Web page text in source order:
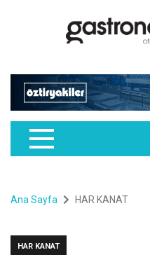
Ana Sayfa HAR KANAT
HAR KANAT